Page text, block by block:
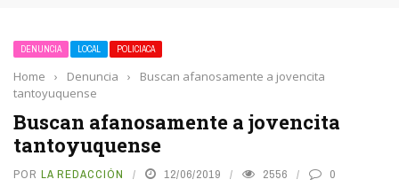
DENUNCIA LOCAL POLICIACA
Home › Denuncia ›
Buscan afanosamente a jovencita
tantoyuquense
Buscan afanosamente a jovencita
tantoyuquense
POR LA REDACCIÓN 12/06/2019 2556 0